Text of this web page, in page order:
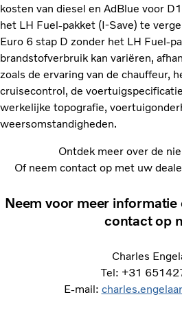
kosten van diesel en AdBlue voor
het LH Fuel-pakket (I-Save) te
Euro 6 stap D zonder het LH Fuel-
brandstofverbruik kan variëren,
zoals de ervaring van de chauffeur,
cruisecontrol, de
werkelijke topografie,
weersomstandigheden.
Ontdek meer over de
Of neem contact op met uw
Neem voor meer
contact op
Charles
Tel: +31
E-mail: